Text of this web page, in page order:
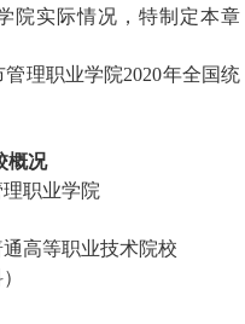
院实际情况，特制定本章
理职业学院2020年全国统
概况
职业学院
高等职业技术院校